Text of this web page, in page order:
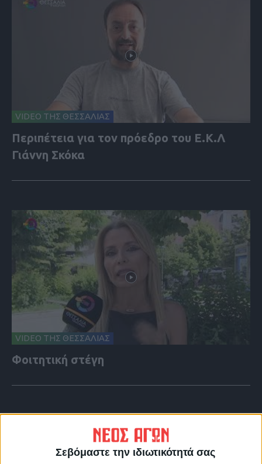
Σεβόμαστε την ιδιωτικότητά σας
VIDEO ΤΗΣ ΘΕΣΣΑΛΙΑΣ
Περιπέτεια για τον πρόεδρο του Ε.Κ.Λ
Γιάννη Σκόκα
VIDEO ΤΗΣ ΘΕΣΣΑΛΙΑΣ
Φοιτητική στέγη